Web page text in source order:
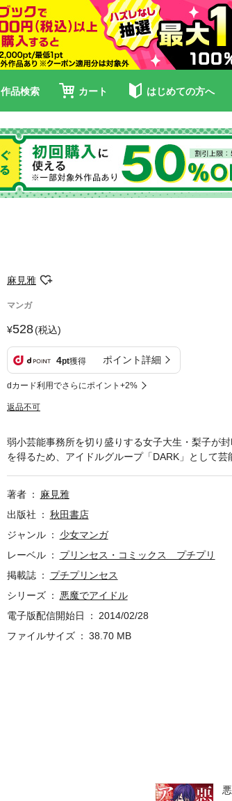
作品検索 カート はじめての方へ
麻見雅
マンガ
528(税込)
4pt獲得 ポイント詳細
dカード利用でさらにポイント+2%
返品不可
弱小芸能事務所を切り盛りする女子大生・梨子が
を得るため、アイドルグループ「DARK」として
著者
麻見雅
出版社
秋田書店
ジャンル
少女マンガ
レーベル
プリンセス・コミックス プチプリ
掲載誌
プチプリンセス
シリーズ
悪魔でアイドル
電子版配信開始日
2014/02/28
ファイルサイズ
38.70 MB